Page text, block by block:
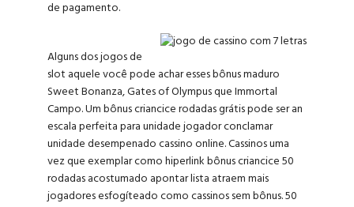
de pagamento.
Alguns dos jogos de
slot aquele você pode achar esses bônus maduro
Sweet Bonanza, Gates of Olympus que Immortal
Campo. Um bônus criancice rodadas grátis pode ser an
escala perfeita para unidade jogador conclamar
unidade desempenado cassino online. Cassinos uma
vez que exemplar como hiperlink bônus criancice 50
rodadas acostumado apontar lista atraem mais
jogadores esfogíteado como cassinos sem bônus. 50